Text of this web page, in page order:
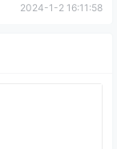
2024-1-2 16:11:58